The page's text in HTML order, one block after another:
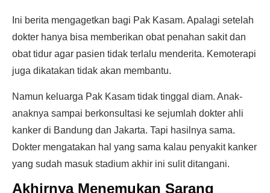
Ini berita mengagetkan bagi Pak Kasam. Apalagi setelah
dokter hanya bisa memberikan obat penahan sakit dan
obat tidur agar pasien tidak terlalu menderita. Kemoterapi
juga dikatakan tidak akan membantu.
Namun keluarga Pak Kasam tidak tinggal diam. Anak-
anaknya sampai berkonsultasi ke sejumlah dokter ahli
kanker di Bandung dan Jakarta. Tapi hasilnya sama.
Dokter mengatakan hal yang sama kalau penyakit kanker
yang sudah masuk stadium akhir ini sulit ditangani.
Akhirnya Menemukan Sarang